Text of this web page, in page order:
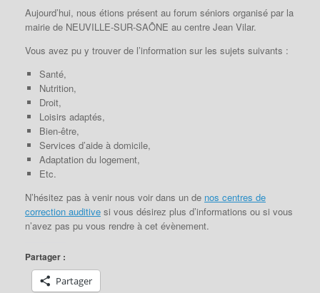
Aujourd’hui, nous étions présent au forum séniors organisé par la
mairie de NEUVILLE-SUR-SAÔNE au centre Jean Vilar.
Vous avez pu y trouver de l’information sur les sujets suivants :
Santé,
Nutrition,
Droit,
Loisirs adaptés,
Bien-être,
Services d’aide à domicile,
Adaptation du logement,
Etc.
N’hésitez pas à venir nous voir dans un de nos centres de
correction auditive si vous désirez plus d’informations ou si vous
n’avez pas pu vous rendre à cet évènement.
Partager :
Partager